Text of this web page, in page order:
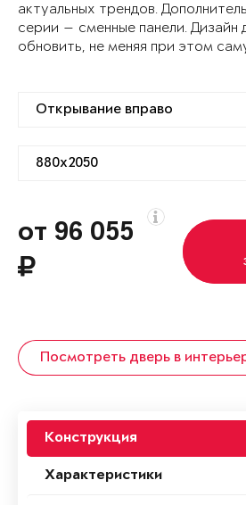
актуальных трендов.
серии — сменные панели. Дизайн
обновить, не меняя при этом
от 96 055
Посмотреть дверь в
Конструкция
Характеристики